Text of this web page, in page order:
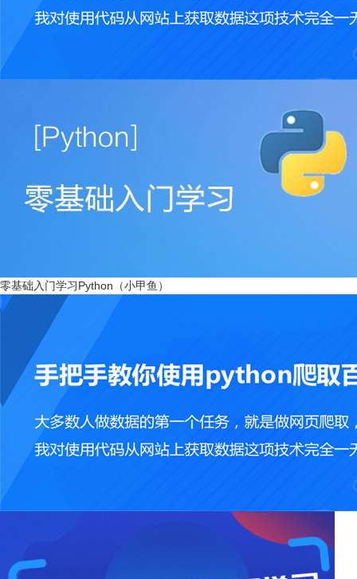
零基础入门学习Python（小甲鱼）